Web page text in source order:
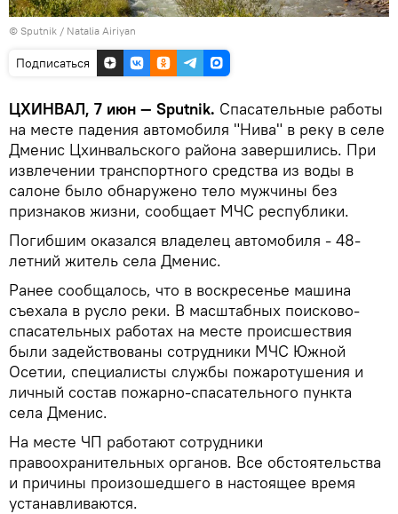
© Sputnik / Natalia Airiyan
Подписаться
ЦХИНВАЛ, 7 июн — Sputnik. Спасательные работы
на месте падения автомобиля "Нива" в реку в селе
Дменис Цхинвальского района завершились. При
извлечении транспортного средства из воды в
салоне было обнаружено тело мужчины без
признаков жизни, сообщает МЧС республики.
Погибшим оказался владелец автомобиля - 48-
летний житель села Дменис.
Ранее сообщалось, что в воскресенье машина
съехала в русло реки. В масштабных поисково-
спасательных работах на месте происшествия
были задействованы сотрудники МЧС Южной
Осетии, специалисты службы пожаротушения и
личный состав пожарно-спасательного пункта
села Дменис.
На месте ЧП работают сотрудники
правоохранительных органов. Все обстоятельства
и причины произошедшего в настоящее время
устанавливаются.